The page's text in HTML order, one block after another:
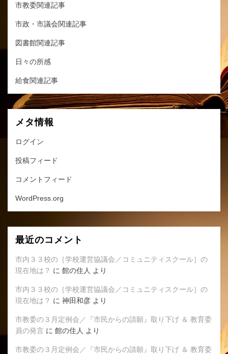
市教委関連記事
市政・市議会関連記事
図書館関連記事
日々の所感
給食関連記事
メタ情報
ログイン
投稿フィード
コメントフィード
WordPress.org
最近のコメント
市内３３校の［学校運営協議会／コミュニティスクール］の
現在地は？ に 館の住人 より
市内３３校の［学校運営協議会／コミュニティスクール］の
現在地は？ に 神田和彦 より
市教委の３月定例会／『市民からの請願』取り下げ ＆ 教育委
員の発言 に 館の住人 より
市教委の３月定例会／『市民からの請願』取り下げ ＆ 教育委